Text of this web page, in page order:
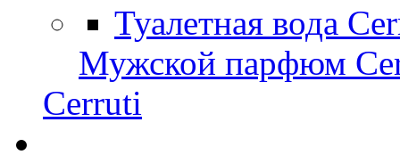
Туалетная вода
Мужской парфюм
Cerruti